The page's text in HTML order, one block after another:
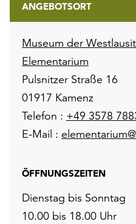
ANGEBOTSORT
Museum der
Elementarium
Pulsnitzer Straße 16
01917 Kamenz
Telefon : +49 3578
E-Mail :
ÖFFNUNGSZEITEN
Dienstag bis Sonntag
10.00 bis 18.00 Uhr